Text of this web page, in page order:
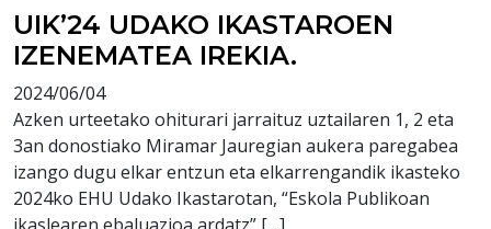
UIK’24 UDAKO IKASTAROEN
IZENEMATEA IREKIA.
2024/06/04
Azken urteetako ohiturari jarraituz uztailaren 1, 2 eta
3an donostiako Miramar Jauregian aukera paregabea
izango dugu elkar entzun eta elkarrengandik ikasteko
2024ko EHU Udako Ikastarotan, “Eskola Publikoan
ikaslearen ebaluazioa ardatz” […]